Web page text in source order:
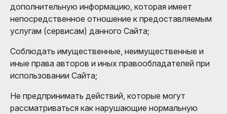
дополнительную информацию, которая имеет
непосредственное отношение к предоставляемым
услугам (сервисам) данного Сайта;
Соблюдать имущественные, неимущественные и
иные права авторов и иных правообладателей при
использовании Сайта;
Не предпринимать действий, которые могут
рассматриваться как нарушающие нормальную